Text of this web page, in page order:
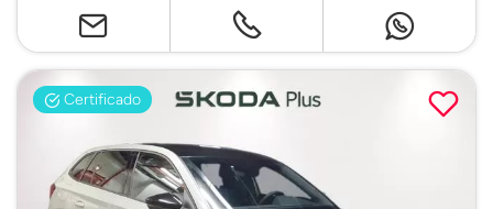
Certificado